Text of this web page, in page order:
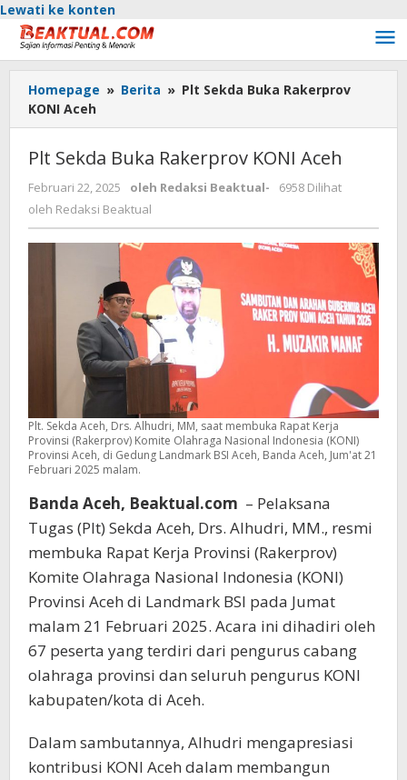
Lewati ke konten
Homepage » Berita » Plt Sekda Buka Rakerprov
KONI Aceh
Plt Sekda Buka Rakerprov KONI Aceh
Februari 22, 2025 oleh Redaksi Beaktual-
6958 Dilihat
oleh Redaksi Beaktual
Plt. Sekda Aceh, Drs. Alhudri, MM, saat membuka Rapat Kerja
Provinsi (Rakerprov) Komite Olahraga Nasional Indonesia (KONI)
Provinsi Aceh, di Gedung Landmark BSI Aceh, Banda Aceh, Jum'at 21
Februari 2025 malam.
Banda Aceh, Beaktual.com – Pelaksana
Tugas (Plt) Sekda Aceh, Drs. Alhudri, MM., resmi
membuka Rapat Kerja Provinsi (Rakerprov)
Komite Olahraga Nasional Indonesia (KONI)
Provinsi Aceh di Landmark BSI pada Jumat
malam 21 Februari 2025. Acara ini dihadiri oleh
67 peserta yang terdiri dari pengurus cabang
olahraga provinsi dan seluruh pengurus KONI
kabupaten/kota di Aceh.
Dalam sambutannya, Alhudri mengapresiasi
kontribusi KONI Aceh dalam membangun